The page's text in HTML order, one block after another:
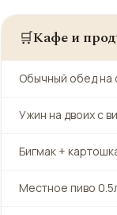
🛒Кафе и
Обычный обед на
Ужин на двоих с
Бигмак +
Местное пиво